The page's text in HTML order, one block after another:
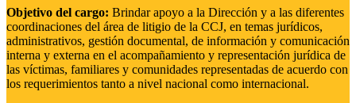
Objetivo del cargo: Brindar apoyo a la Dirección y a las diferentes
coordinaciones del área de litigio de la CCJ, en temas jurídicos,
administrativos, gestión documental, de información y comunicación
interna y externa en el acompañamiento y representación jurídica de
las víctimas, familiares y comunidades representadas de acuerdo con
los requerimientos tanto a nivel nacional como internacional.